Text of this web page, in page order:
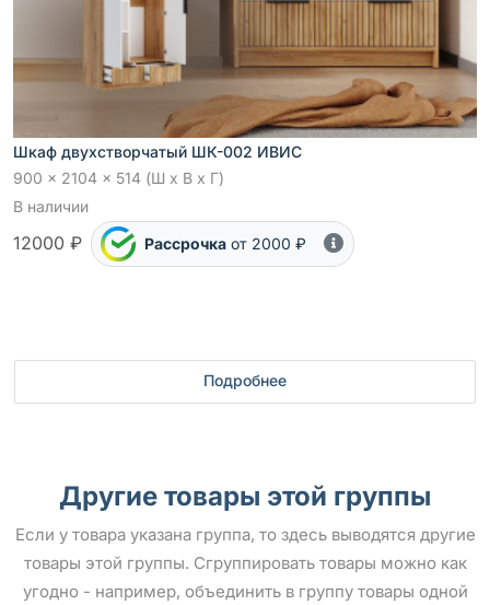
Шкаф двухстворчатый ШК-002 ИВИС
900 x 2104 x 514 (Ш x В x Г)
В наличии
12000 ₽ Рассрочка от 2000 ₽
Подробнее
Другие товары этой группы
Если у товара указана группа, то здесь выводятся другие
товары этой группы. Сгруппировать товары можно как
угодно - например, объединить в группу товары одной